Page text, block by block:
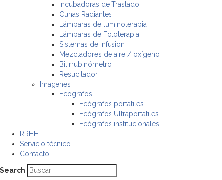
Incubadoras de Traslado
Cunas Radiantes
Lámparas de luminoterapia
Lámparas de Fototerapia
Sistemas de infusion
Mezcladores de aire / oxígeno
Bilirrubinómetro
Resucitador
Imagenes
Ecografos
Ecógrafos portátiles
Ecógrafos Ultraportatiles
Ecógrafos institucionales
RRHH
Servicio técnico
Contacto
Search